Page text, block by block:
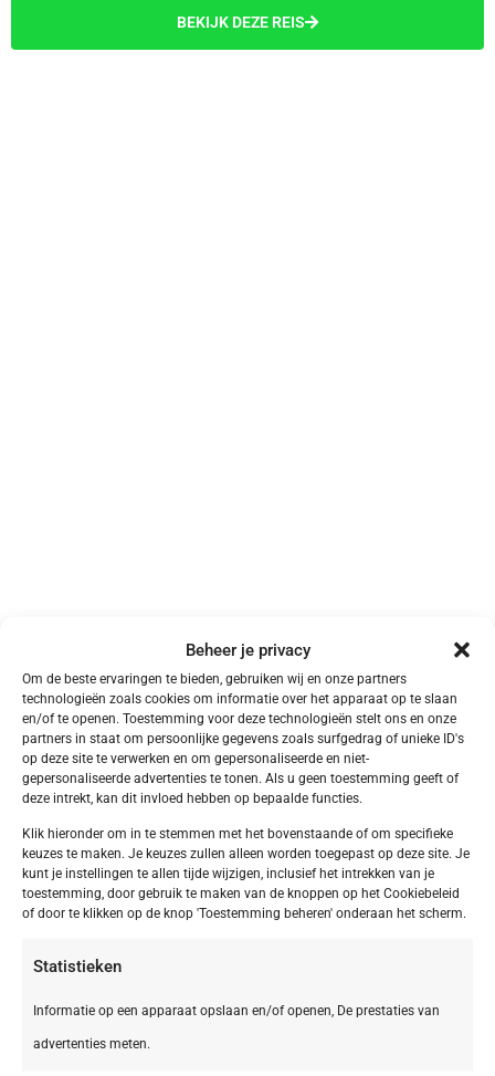
Beheer je privacy
Om de beste ervaringen te bieden, gebruiken wij en onze partners
technologieën zoals cookies om informatie over het apparaat op te slaan
en/of te openen. Toestemming voor deze technologieën stelt ons en onze
partners in staat om persoonlijke gegevens zoals surfgedrag of unieke ID's
op deze site te verwerken en om gepersonaliseerde en niet-
gepersonaliseerde advertenties te tonen. Als u geen toestemming geeft of
deze intrekt, kan dit invloed hebben op bepaalde functies.
Klik hieronder om in te stemmen met het bovenstaande of om specifieke
keuzes te maken. Je keuzes zullen alleen worden toegepast op deze site. Je
kunt je instellingen te allen tijde wijzigen, inclusief het intrekken van je
toestemming, door gebruik te maken van de knoppen op het Cookiebeleid
of door te klikken op de knop 'Toestemming beheren' onderaan het scherm.
Statistieken
Informatie op een apparaat opslaan en/of openen, De prestaties van
advertenties meten.
BEKIJK DEZE REIS
Meer Kampeervakanties